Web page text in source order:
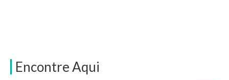
Encontre Aqui